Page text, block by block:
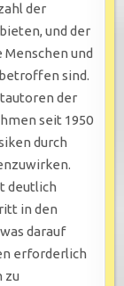
der
und der
und
sind.
der
seit 1950
durch
deutlich
in den
darauf
erforderlich
zu